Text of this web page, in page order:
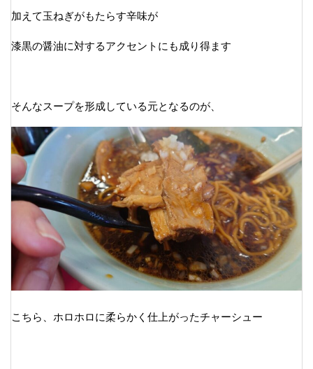
加えて玉ねぎがもたらす辛味が
漆黒の醤油に対するアクセントにも成り得ます
そんなスープを形成している元となるのが、
こちら、ホロホロに柔らかく仕上がったチャーシュー